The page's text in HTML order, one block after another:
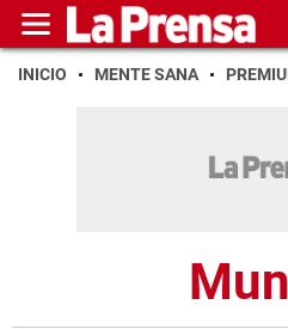
INICIO MENTE SANA